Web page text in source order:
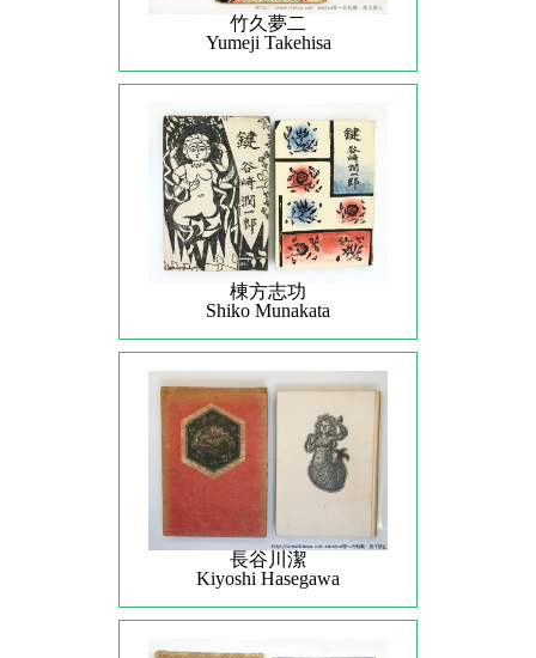
竹久夢二
Yumeji Takehisa
棟方志功
Shiko Munakata
長谷川潔
Kiyoshi Hasegawa